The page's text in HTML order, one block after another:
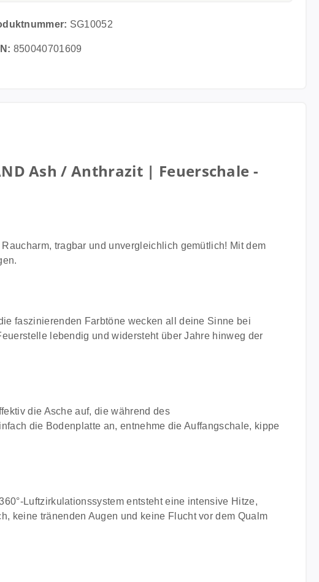
SG10052
850040701609
Ash / Anthrazit | Feuerschale -
tragbar und unvergleichlich gemütlich! Mit dem
faszinierenden Farbtöne wecken all deine Sinne bei
lebendig und widersteht über Jahre hinweg der
die Asche auf, die während des
die Bodenplatte an, entnehme die Auffangschale, kippe
Luftzirkulationssystem entsteht eine intensive Hitze,
keine tränenden Augen und keine Flucht vor dem Qualm